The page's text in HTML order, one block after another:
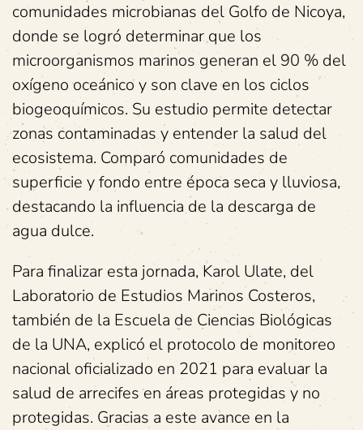
comunidades microbianas del Golfo de Nicoya,
donde se logró determinar que los
microorganismos marinos generan el 90 % del
oxígeno oceánico y son clave en los ciclos
biogeoquímicos. Su estudio permite detectar
zonas contaminadas y entender la salud del
ecosistema. Comparó comunidades de
superficie y fondo entre época seca y lluviosa,
destacando la influencia de la descarga de
agua dulce.
Para finalizar esta jornada, Karol Ulate, del
Laboratorio de Estudios Marinos Costeros,
también de la Escuela de Ciencias Biológicas
de la UNA, explicó el protocolo de monitoreo
nacional oficializado en 2021 para evaluar la
salud de arrecifes en áreas protegidas y no
protegidas. Gracias a este avance en la